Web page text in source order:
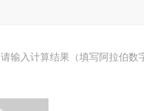
请输入计算结果（填写阿拉伯数